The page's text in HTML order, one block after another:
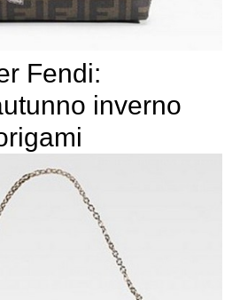
Fendi:
inverno